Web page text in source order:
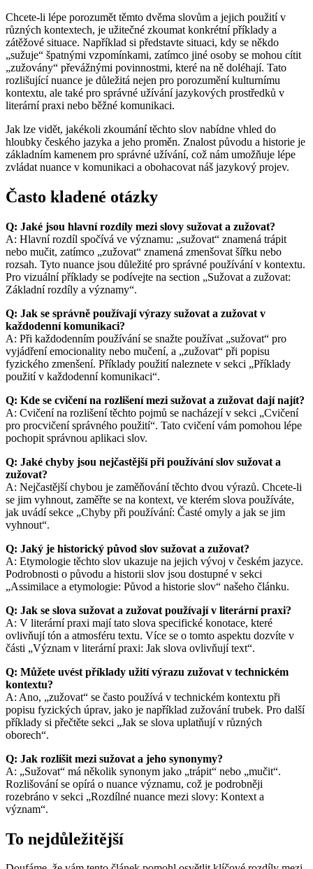
Chcete-li lépe porozumět těmto dvěma slovům a jejich použití v
různých kontextech, je užitečné zkoumat konkrétní příklady a
zátěžové situace. Například si představte situaci, kdy se někdo
„sužuje“ špatnými vzpomínkami, zatímco jiné osoby se mohou cítit
„zužovány“ převážnými povinnostmi, které na ně doléhají. Tato
rozlišující nuance je důležitá nejen pro porozumění kulturnímu
kontextu, ale také pro správné užívání jazykových prostředků v
literární praxi nebo běžné komunikaci.
Jak lze vidět, jakékoli zkoumání těchto slov nabídne vhled do
hloubky českého jazyka a jeho proměn. Znalost původu a historie je
základním kamenem pro správné užívání, což nám umožňuje lépe
zvládat nuance v komunikaci a obohacovat náš jazykový projev.
Často kladené otázky
Q: Jaké jsou hlavní rozdíly mezi slovy sužovat a zužovat?
A: Hlavní rozdíl spočívá ve významu: „sužovat“ znamená trápit
nebo mučit, zatímco „zužovat“ znamená zmenšovat šířku nebo
rozsah. Tyto nuance jsou důležité pro správné používání v kontextu.
Pro vizuální příklady se podívejte na section „Sužovat a zužovat:
Základní rozdíly a významy“.
Q: Jak se správně používají výrazy sužovat a zužovat v
každodenní komunikaci?
A: Při každodenním používání se snažte používat „sužovat“ pro
vyjádření emocionality nebo mučení, a „zužovat“ při popisu
fyzického zmenšení. Příklady použití naleznete v sekci „Příklady
použití v každodenní komunikaci“.
Q: Kde se cvičení na rozlišení mezi sužovat a zužovat dají najít?
A: Cvičení na rozlišení těchto pojmů se nacházejí v sekci „Cvičení
pro procvičení správného použití“. Tato cvičení vám pomohou lépe
pochopit správnou aplikaci slov.
Q: Jaké chyby jsou nejčastější při používání slov sužovat a
zužovat?
A: Nejčastější chybou je zaměňování těchto dvou výrazů. Chcete-li
se jim vyhnout, zaměřte se na kontext, ve kterém slova používáte,
jak uvádí sekce „Chyby při používání: Časté omyly a jak se jim
vyhnout“.
Q: Jaký je historický původ slov sužovat a zužovat?
A: Etymologie těchto slov ukazuje na jejich vývoj v českém jazyce.
Podrobnosti o původu a historii slov jsou dostupné v sekci
„Assimilace a etymologie: Původ a historie slov“ našeho článku.
Q: Jak se slova sužovat a zužovat používají v literární praxi?
A: V literární praxi mají tato slova specifické konotace, které
ovlivňují tón a atmosféru textu. Více se o tomto aspektu dozvíte v
části „Význam v literární praxi: Jak slova ovlivňují text“.
Q: Můžete uvést příklady užití výrazu zužovat v technickém
kontextu?
A: Ano, „zužovat“ se často používá v technickém kontextu při
popisu fyzických úprav, jako je například zužování trubek. Pro další
příklady si přečtěte sekci „Jak se slova uplatňují v různých
oborech“.
Q: Jak rozlišit mezi sužovat a jeho synonymy?
A: „Sužovat“ má několik synonym jako „trápit“ nebo „mučit“.
Rozlišování se opírá o nuance významu, což je podrobněji
rozebráno v sekci „Rozdílné nuance mezi slovy: Kontext a
význam“.
To nejdůležitější